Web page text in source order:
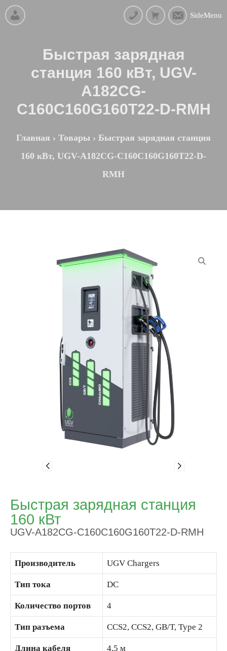
SideMenu
Быстрая зарядная
станция 160 кВт, UGV-
A182CG-
C160C160G160T22-D-RMH
Главная › Товары › Быстрая зарядная станция
160 кВт, UGV-A182CG-C160C160G160T22-D-
RMH
Быстрая зарядная станция
160 кВт
UGV-A182CG-C160C160G160T22-D-RMH
Производитель UGV Chargers
Тип тока DC
Количество портов 4
Тип разъема CCS2, CCS2, GB/T, Type 2
Длина кабеля 4,5 м